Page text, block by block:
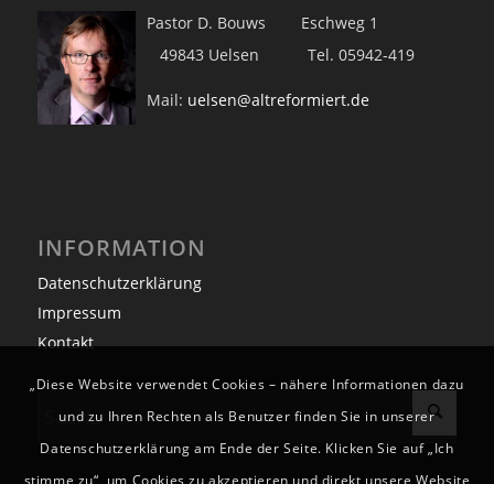
Pastor D. Bouws Eschweg 1
49843 Uelsen Tel. 05942-419
Mail: uelsen@altreformiert.de
INFORMATION
Datenschutzerklärung
Impressum
Kontakt
„Diese Website verwendet Cookies – nähere Informationen dazu
und zu Ihren Rechten als Benutzer finden Sie in unserer
Datenschutzerklärung am Ende der Seite. Klicken Sie auf „Ich
stimme zu“, um Cookies zu akzeptieren und direkt unsere Website